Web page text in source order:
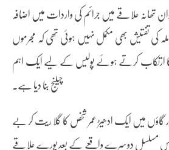
تھانہ علاقے میں جرائم کی واردات میں اضافہ
کی تفتیش بھی مکمل نہیں ہوئی تھی کہ مجرموں
ارتکاب کرتے ہوئے پولیس کے لیے ایک اہم
چیلنج بنا دیا ہے۔
گاؤں میں ایک ادھیڑ عمر شخص کا گلا ریت کر بے
مسلسل دوسرے واقعے کے بعد پورے علاقے